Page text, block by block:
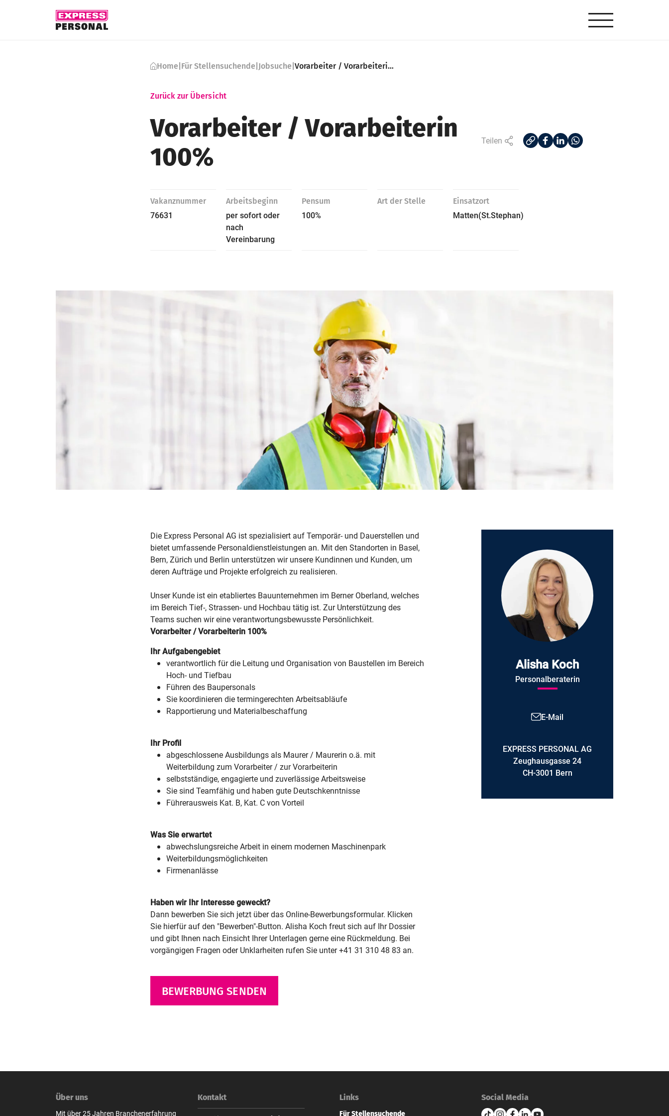
Home|Für Stellensuchende|Jobsuche| Vorarbeiter / Vorarbeiterin 100%
Zurück zur Übersicht
Vorarbeiter ​/ Vorarbeiterin
100% Teilen
Vakanznummer
76631
Arbeitsbeginn
per sofort oder
nach
Vereinbarung
Pensum
100%
Art der Stelle Einsatzort
Matten(St.Stephan)
Die Express Personal AG ist spezialisiert auf Temporär- und Dauerstellen und
bietet umfassende Personaldienstleistungen an. Mit den Standorten in Basel,
Bern, Zürich und Berlin unterstützen wir unsere Kundinnen und Kunden, um
deren Aufträge und Projekte erfolgreich zu realisieren.
Unser Kunde ist ein etabliertes Bauunternehmen im Berner Oberland, welches
im Bereich Tief-, Strassen- und Hochbau tätig ist. Zur Unterstützung des
Teams suchen wir eine verantwortungsbewusste Persönlichkeit.
Vorarbeiter / Vorarbeiterin 100%
Ihr Aufgabengebiet
verantwortlich für die Leitung und Organisation von Baustellen im Bereich
Hoch- und Tiefbau
Führen des Baupersonals
Sie koordinieren die termingerechten Arbeitsabläufe
Rapportierung und Materialbeschaffung
Ihr Profil
abgeschlossene Ausbildungs als Maurer / Maurerin o.ä. mit
Weiterbildung zum Vorarbeiter / zur Vorarbeiterin
selbstständige, engagierte und zuverlässige Arbeitsweise
Sie sind Teamfähig und haben gute Deutschkenntnisse
Führerausweis Kat. B, Kat. C von Vorteil
Was Sie erwartet
abwechslungsreiche Arbeit in einem modernen Maschinenpark
Weiterbildungsmöglichkeiten
Firmenanlässe
Haben wir Ihr Interesse geweckt?
Dann bewerben Sie sich jetzt über das Online-Bewerbungsformular. Klicken
Sie hierfür auf den "Bewerben"-Button. Alisha Koch freut sich auf Ihr Dossier
und gibt Ihnen nach Einsicht Ihrer Unterlagen gerne eine Rückmeldung. Bei
vorgängigen Fragen oder Unklarheiten rufen Sie unter +41 31 310 48 83 an.
BEWERBUNG SENDEN
Alisha Koch
Personalberaterin
E-Mail
EXPRESS PERSONAL AG
Zeughausgasse 24
CH-3001 Bern
Über uns
Mit über 25 Jahren Branchenerfahrung
Kontakt Links
Für Stellensuchende
Social Media